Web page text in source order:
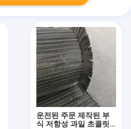
운전된 주문 제작된 부
식 저항성 과일 초콜릿